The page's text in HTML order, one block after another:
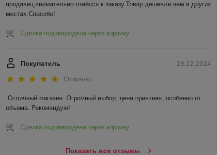
продавец,внимательно отнёсся к заказу.Товар дешевле,чем в других
местах.Спасибо!
Сделка подтверждена через корзину
19.12.2024
Покупатель
Отлично
Отличный магазин. Огромный выбор, цена приятная, особенно от
объема. Рекомендую!
Сделка подтверждена через корзину
Показать все отзывы